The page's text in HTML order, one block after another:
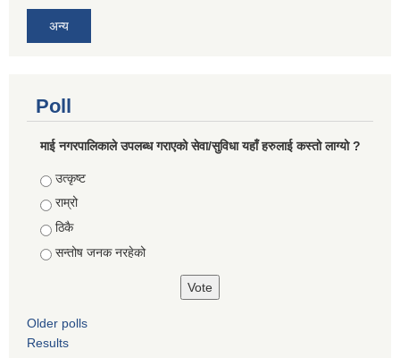
अन्य
Poll
माई नगरपालिकाले उपलब्ध गराएको सेवा/सुविधा यहाँ हरुलाई कस्तो लाग्यो ?
Choices
उत्कृष्ट
राम्रो
ठिकै
सन्तोष जनक नरहेको
Older polls
Results